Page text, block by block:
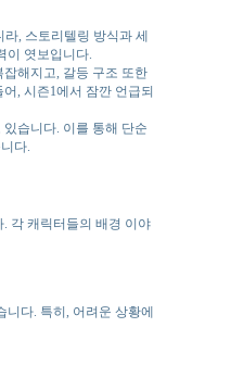
, 스토리텔링 방식과 세
이 엿보입니다.
해지고, 갈등 구조 또한
, 시즌1에서 잠깐 언급되
습니다. 이를 통해 단순
다.
각 캐릭터들의 배경 이야
다. 특히, 어려운 상황에